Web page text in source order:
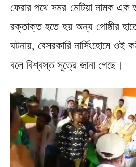
ফেরার পথে সমর মেটিয়া নামক এক
রক্তাক্ত হতে হয় অন্য গোষ্ঠীর
ঘটনায়, বেসরকারি নার্সিংহোমে ওই
বলে বিশ্বস্ত সূত্রে জানা গেছে।